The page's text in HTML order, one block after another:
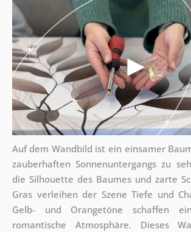
Auf dem Wandbild ist ein einsamer
zauberhaften Sonnenuntergangs zu
die Silhouette des Baumes und zarte
Gras verleihen der Szene Tiefe und
Gelb- und Orangetöne schaffen
romantische Atmosphäre. Dieses